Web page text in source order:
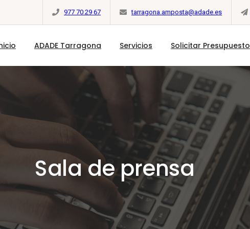
977 70 29 67 tarragona.amposta@adade.es
ADADE Tarragona Servicios Solicitar Presupuesto
Sala de prensa